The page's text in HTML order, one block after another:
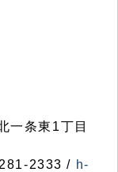
一条東1丁目
2333 / h-